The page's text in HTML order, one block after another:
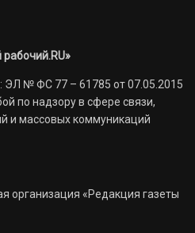
ЭЛ № ФС 77 – 61785 от 07.05.2015
по надзору в сфере связи,
и массовых коммуникаций
организация «Редакция газеты